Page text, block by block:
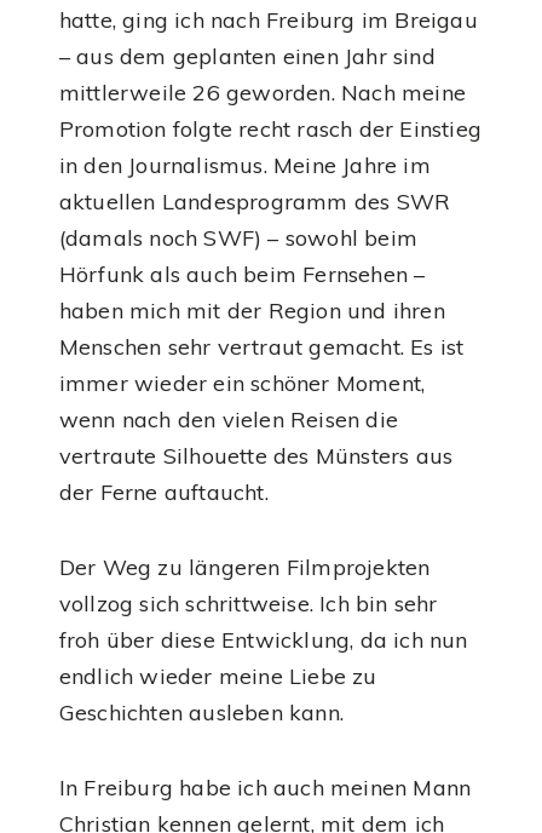
hatte, ging ich nach Freiburg im Breigau
– aus dem geplanten einen Jahr sind
mittlerweile 26 geworden. Nach meine
Promotion folgte recht rasch der Einstieg
in den Journalismus. Meine Jahre im
aktuellen Landesprogramm des SWR
(damals noch SWF) – sowohl beim
Hörfunk als auch beim Fernsehen –
haben mich mit der Region und ihren
Menschen sehr vertraut gemacht. Es ist
immer wieder ein schöner Moment,
wenn nach den vielen Reisen die
vertraute Silhouette des Münsters aus
der Ferne auftaucht.
Der Weg zu längeren Filmprojekten
vollzog sich schrittweise. Ich bin sehr
froh über diese Entwicklung, da ich nun
endlich wieder meine Liebe zu
Geschichten ausleben kann.
In Freiburg habe ich auch meinen Mann
Christian kennen gelernt, mit dem ich